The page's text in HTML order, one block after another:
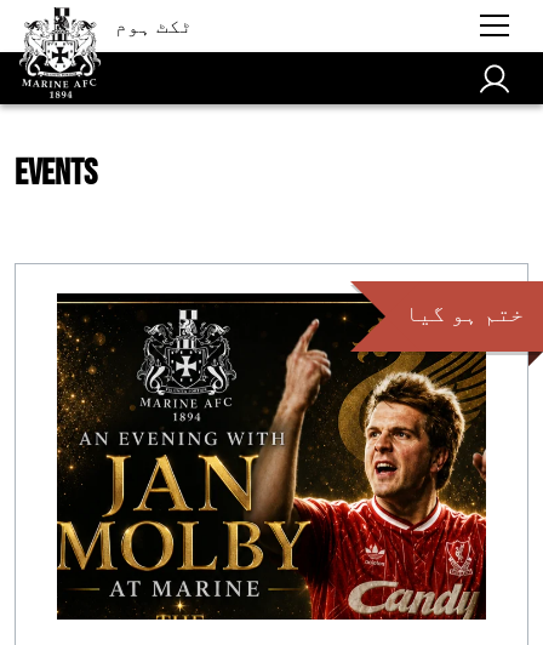
ٹکٹ ہوم
Events
ختم ہو گیا